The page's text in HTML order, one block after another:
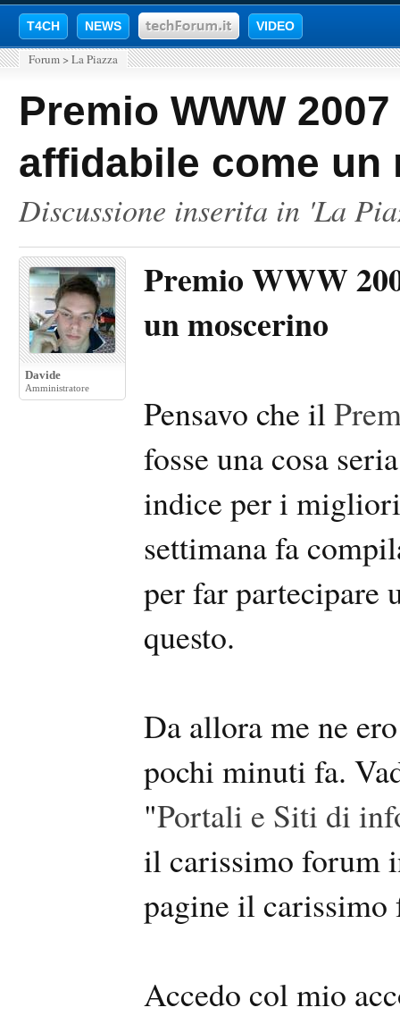
T4CH NEWS VIDEO
Forum > La Piazza
Premio WWW
affidabile come un
Discussione inserita in 'La
Davide
Amministratore
Premio WWW
un moscerino
Pensavo che il
fosse una cosa
indice per i
settimana fa
per far partecipare
questo.
Da allora me ne
pochi minuti fa.
"Portali e Siti di
il carissimo forum
pagine il
Accedo col mio